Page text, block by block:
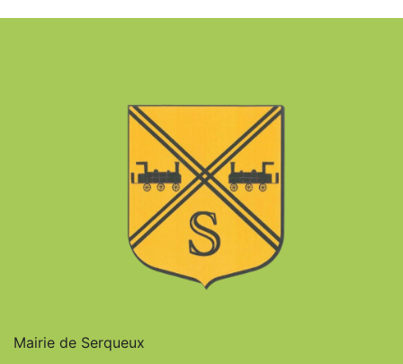
Mairie de Serqueux